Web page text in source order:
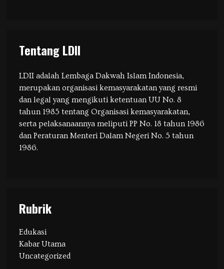
Tentang LDII
LDII adalah Lembaga Dakwah Islam Indonesia,
merupakan organisasi kemasyarakatan yang resmi
dan legal yang mengikuti ketentuan UU No. 8
tahun 1985 tentang Organisasi kemasyarakatan,
serta pelaksanaannya meliputi PP No. 18 tahun 1986
dan Peraturan Menteri Dalam Negeri No. 5 tahun
1986.
Rubrik
Edukasi
Kabar Utama
Uncategorized